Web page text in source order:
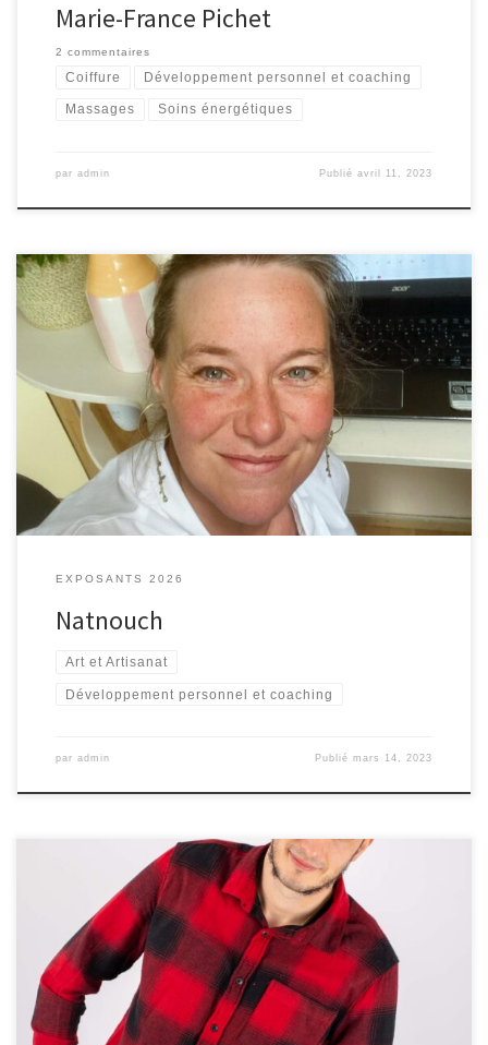
Marie-France Pichet
2 commentaires
Coiffure Développement personnel et coaching
Massages Soins énergétiques
par admin Publiéavril 11, 2023
Illustration, cartes, oracle, développement personnel
EXPOSANTS 2026
Natnouch
Art et Artisanat
Développement personnel et coaching
par admin Publiémars 14, 2023
Développement personnel et spirituel, guidance, aquathérapie